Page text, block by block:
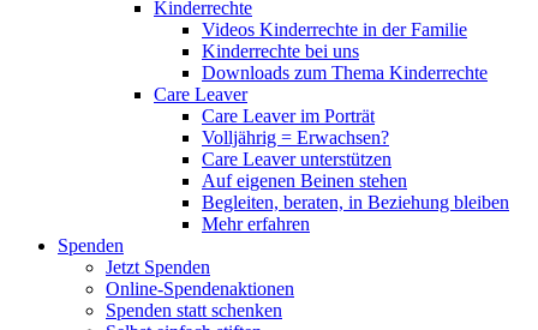
Kinderrechte
Videos Kinderrechte in der Familie
Kinderrechte bei uns
Downloads zum Thema Kinderrechte
Care Leaver
Care Leaver im Porträt
Volljährig = Erwachsen?
Care Leaver unterstützen
Auf eigenen Beinen stehen
Begleiten, beraten, in Beziehung bleiben
Mehr erfahren
Spenden
Jetzt Spenden
Online-Spendenaktionen
Spenden statt schenken